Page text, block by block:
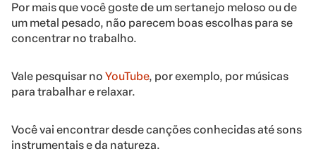
Por mais que você goste de um sertanejo meloso ou de
um metal pesado, não parecem boas escolhas para se
concentrar no trabalho.
Vale pesquisar no YouTube, por exemplo, por músicas
para trabalhar e relaxar.
Você vai encontrar desde canções conhecidas até sons
instrumentais e da natureza.